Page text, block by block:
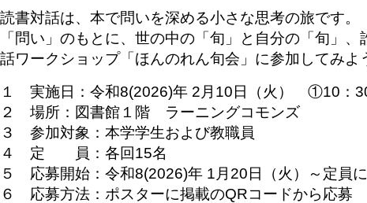
読書対話は、本で問いを深める小さな思考の旅です。
「問い」のもとに、世の中の「旬」と自分の「旬」
話ワークショップ「ほんのれん旬会」に参加してみよ
１ 実施日：令和8(2026)年 2月10日（火） ①10
２ 場所：図書館１階 ラーニングコモンズ
３ 参加対象：本学学生および教職員
４ 定 員：各回15名
５ 応募開始：令和8(2026)年 1月20日（火）～定員
６ 応募方法：ポスターに掲載のQRコードから応募